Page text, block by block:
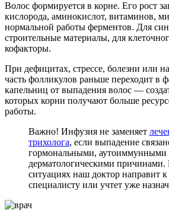
Волос формируется в корне. Его рост
кислорода, аминокислот, витаминов,
нормальной работы ферментов. Для
строительные материалы, для
кофакторы.
При дефицитах, стрессе, болезни или
часть фолликулов раньше переходит в
капельниц от выпадения волос —
которых корни получают больше
работы.
Важно! Инфузия не заменяет
трихолога, если выпадение
гормональными, аутоиммунными
дерматологическими причинами.
ситуациях наш доктор направит
специалисту или учтет уже